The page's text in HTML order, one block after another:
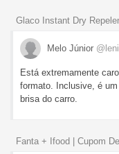
Glaco Instant Dry
Melo Júnior
Está extremamente
formato. Inclusive, é
brisa do carro.
Fanta + Ifood | Cupom